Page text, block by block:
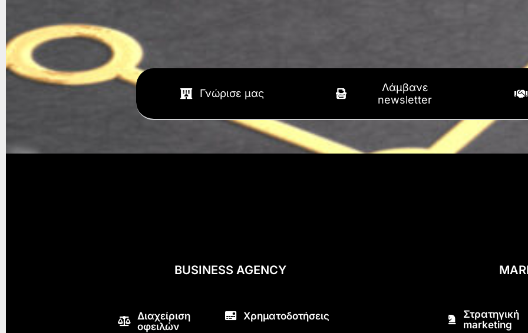
Γνώρισε μας
Λάμβανε
newsletter
BUSINESS AGENCY
Διαχείριση
οφειλών
Χρηματοδοτήσεις
Στρατηγική
marketing